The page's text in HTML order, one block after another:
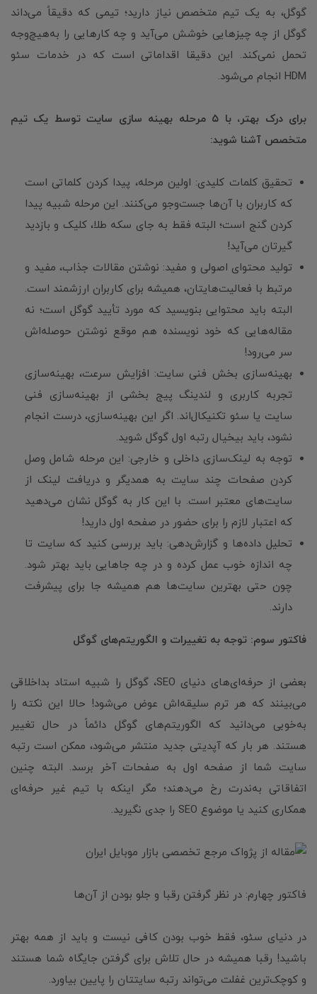
گوگل، به یک تیم متخصص نیاز دارید؛ تیمی که دقیقاً می‌داند
گوگل از چه چیزهایی خوشش می‌آید و چه کارهایی را به‌هیچ‌وجه
تحمل نمی‌کند. این دقیقا اقداماتی است که در خدمات سئو
HDM انجام می‌شود.
برای درک بهتر، با ۵ مرحله بهینه سازی سایت توسط یک تیم
متخصص آشنا شوید:
تحقیق کلمات کلیدی: اولین مرحله، پیدا کردن کلماتی است
که کاربران با آن‌ها جست‌وجو می‌کنند. این مرحله شبیه پیدا
کردن گنج است؛ البته فقط به جای سکه طلا، کلیک و بازدید
گیرتان می‌آید!
تولید محتوای اصولی و مفید: نوشتن مقالات جذاب، مفید و
مرتبط با فعالیت‌هایتان، همیشه برای کاربران ارزشمند است.
البته باید محتوایی بنویسید که مورد تأیید گوگل است؛ نه
مقاله‌هایی که خود نویسنده هم موقع نوشتن حوصله‌اش
سر می‌رود!
بهینه‌سازی بخش فنی سایت: افزایش سرعت، بهینه‌سازی
تجربه کاربری و لندینگ پیج بخشی از بهینه‌سازی فنی
سایت یا سئو تکنیکال‌اند. اگر این بهینه‌سازی، درست انجام
نشود، باید بیخیال رتبه اول گوگل شوید.
توجه به لینک‌سازی داخلی و خارجی: این مرحله شامل وصل
کردن صفحات چند سایت به همدیگر و دریافت لینک از
سایت‌های معتبر است. با این کار به گوگل نشان می‌دهید
که اعتبار لازم را برای حضور در صفحه اول دارید!
تحلیل داده‌ها و گزارش‌دهی: باید بررسی کنید که سایت تا
چه اندازه خوب عمل کرده و در چه جاهایی باید بهتر شود.
چون حتی بهترین سایت‌ها هم همیشه جا برای پیشرفت
دارند.
فاکتور سوم: توجه به تغییرات و الگوریتم‌های گوگل
بعضی از حرفه‌ای‌های دنیای SEO، گوگل را شبیه استاد بداخلاقی
می‌بینند که هر ترم سلیقه‌اش عوض می‌شود! حالا این نکته را
به‌خوبی می‌دانید که الگوریتم‌های گوگل دائماً در حال تغییر
هستند. هر بار که آپدیتی جدید منتشر می‌شود، ممکن است رتبه
سایت شما از صفحه اول به صفحات آخر برسد. البته چنین
اتفاقاتی به‌ندرت رخ می‌دهند؛ مگر اینکه با تیم غیر حرفه‌ای
همکاری کنید یا موضوع SEO را جدی نگیرید.
فاکتور چهارم: در نظر گرفتن رقبا و جلو بودن از آن‌ها
در دنیای سئو، فقط خوب بودن کافی نیست و باید از همه بهتر
باشید! رقبا همیشه در حال تلاش برای گرفتن جایگاه شما هستند
و کوچک‌ترین غفلت می‌تواند رتبه سایتتان را پایین بیاورد.